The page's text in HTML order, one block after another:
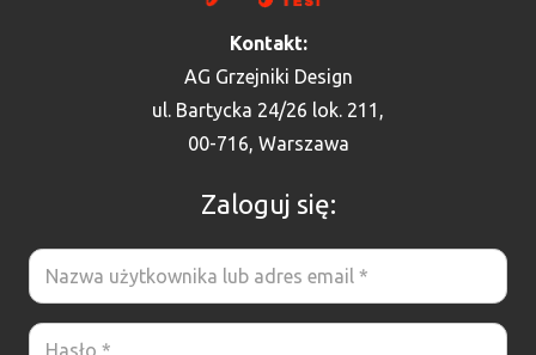
Kontakt:
AG Grzejniki Design
ul. Bartycka 24/26 lok. 211,
00-716, Warszawa
Zaloguj się: